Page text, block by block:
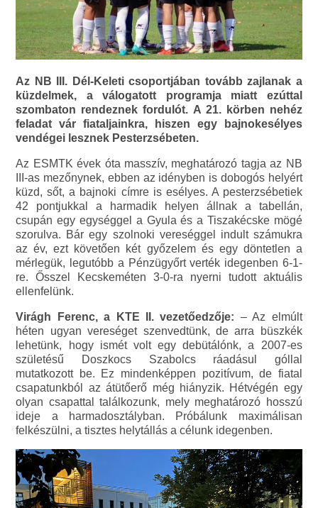
Az NB III. Dél-Keleti csoportjában tovább zajlanak a
küzdelmek, a válogatott programja miatt ezúttal
szombaton rendeznek fordulót. A 21. körben nehéz
feladat vár fiataljainkra, hiszen egy bajnokesélyes
vendégei lesznek Pesterzsébeten.
Az ESMTK évek óta masszív, meghatározó tagja az NB
III-as mezőnynek, ebben az idényben is dobogós helyért
küzd, sőt, a bajnoki címre is esélyes. A pesterzsébetiek
42 pontjukkal a harmadik helyen állnak a tabellán,
csupán egy egységgel a Gyula és a Tiszakécske mögé
szorulva. Bár egy szolnoki vereséggel indult számukra
az év, ezt követően két győzelem és egy döntetlen a
mérlegük, legutóbb a Pénzügyőrt verték idegenben 6-1-
re. Ősszel Kecskeméten 3-0-ra nyerni tudott aktuális
ellenfelünk.
Virágh Ferenc, a KTE II. vezetőedzője: – Az elmúlt
héten ugyan vereséget szenvedtünk, de arra büszkék
lehetünk, hogy ismét volt egy debütálónk, a 2007-es
születésű Doszkocs Szabolcs ráadásul góllal
mutatkozott be. Ez mindenképpen pozitívum, de fiatal
csapatunkból az átütőerő még hiányzik. Hétvégén egy
olyan csapattal találkozunk, mely meghatározó hosszú
ideje a harmadosztályban. Próbálunk maximálisan
felkészülni, a tisztes helytállás a célunk idegenben.